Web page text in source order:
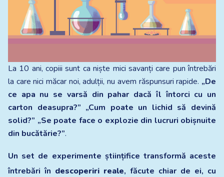
La 10 ani, copiii sunt ca niște mici savanți care pun întrebări
la care nici măcar noi, adulții, nu avem răspunsuri rapide. „De
ce apa nu se varsă din pahar dacă îl întorci cu un
carton deasupra?” „Cum poate un lichid să devină
solid?” „Se poate face o explozie din lucruri obișnuite
din bucătărie?”.
Un set de experimente științifice transformă aceste
întrebări în descoperiri reale, făcute chiar de ei, cu